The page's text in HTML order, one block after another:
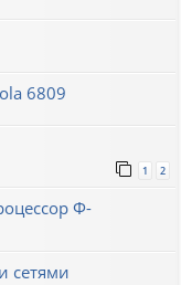
6809
1 2
Ф-
сетями